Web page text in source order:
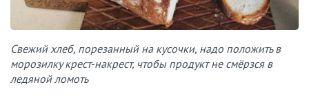
Свежий хлеб, порезанный на кусочки, надо положить в
морозилку крест-накрест, чтобы продукт не смёрзся в
ледяной ломоть